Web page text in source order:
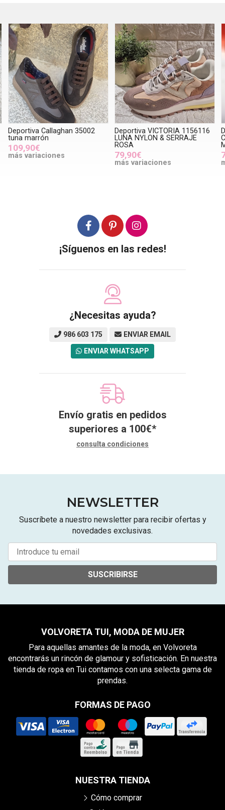
Deportiva VICTORIA 1156116
LUNA NYLON & SERRAJE
ROSA
79,90€
Deportiva VICTORIA BERLÍN
CICLISTA ANIMAL PRINT &
METAL 224
79,90€
más variaciones
¡Síguenos en las redes!
¿Necesitas ayuda?
986 603 175 ENVIAR EMAIL
ENVIAR WHATSAPP
Envío gratis en pedidos
superiores a 100€*
consulta condiciones
NEWSLETTER
Suscríbete a nuestro newsletter para recibir ofertas y
novedades exclusivas.
SUSCRIBIRSE
VOLVORETA TUI, MODA DE MUJER
Para aquellas amantes de la moda, en Volvoreta
encontrarás un rincón de glamour y sofisticación. En nuestra
tienda de ropa en Tui contamos con una selecta gama de
prendas.
FORMAS DE PAGO
NUESTRA TIENDA
Cómo comprar